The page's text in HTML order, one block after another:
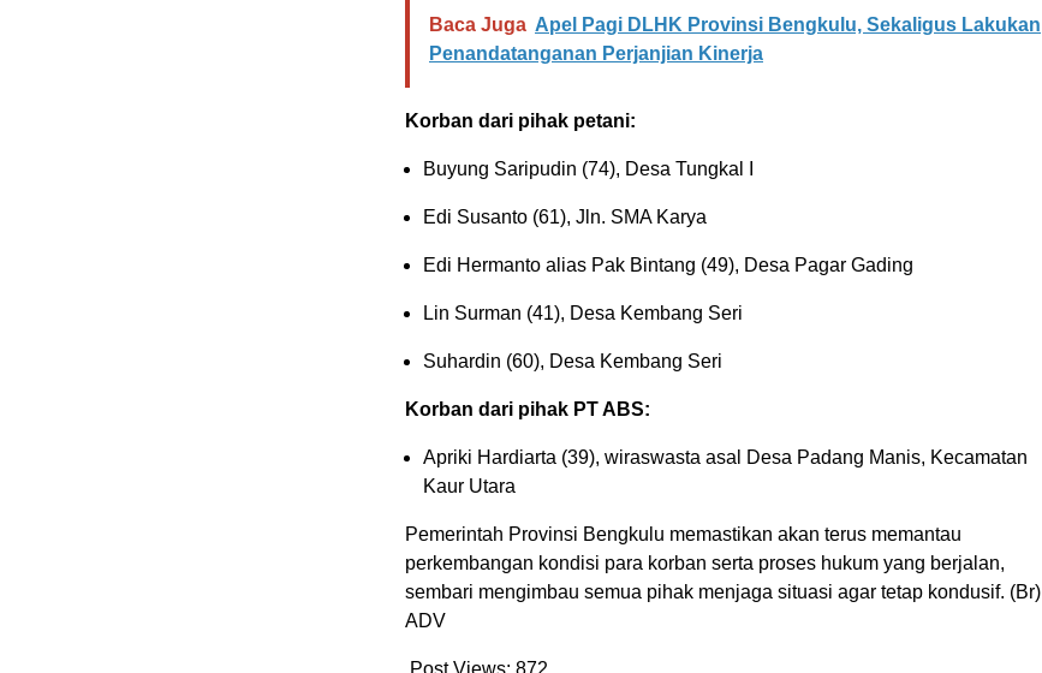
Baca Juga Apel Pagi DLHK Provinsi Bengkulu, Sekaligus Lakukan
Penandatanganan Perjanjian Kinerja
Korban dari pihak petani:
Buyung Saripudin (74), Desa Tungkal I
Edi Susanto (61), Jln. SMA Karya
Edi Hermanto alias Pak Bintang (49), Desa Pagar Gading
Lin Surman (41), Desa Kembang Seri
Suhardin (60), Desa Kembang Seri
Korban dari pihak PT ABS:
Apriki Hardiarta (39), wiraswasta asal Desa Padang Manis, Kecamatan
Kaur Utara
Pemerintah Provinsi Bengkulu memastikan akan terus memantau
perkembangan kondisi para korban serta proses hukum yang berjalan,
sembari mengimbau semua pihak menjaga situasi agar tetap kondusif. (Br)
ADV